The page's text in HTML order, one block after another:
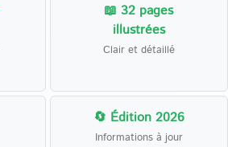
📖 32 pages
illustrées
Clair et détaillé
🔄 Édition 2026
Informations à jour